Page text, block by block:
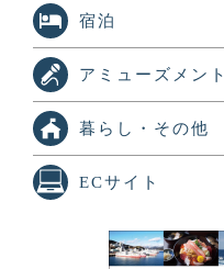
宿泊
アミューズメント
暮らし・その他
ECサイト